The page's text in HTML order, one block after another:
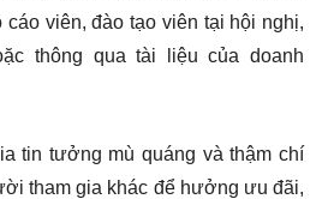
cáo viên, đào tạo viên tại hội nghị,
thông qua tài liệu của doanh
tin tưởng mù quáng và thậm chí
tham gia khác để hưởng ưu đãi,